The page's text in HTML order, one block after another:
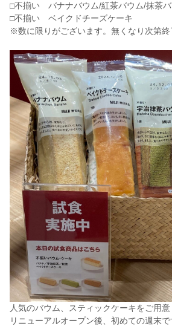
□不揃い バナナバウム/紅茶バウム/抹茶バ
□不揃い ベイクドチーズケーキ
※数に限りがございます。無くなり次第終
人気のバウム、スティックケーキをご用意
リニューアルオープン後、初めての週末で